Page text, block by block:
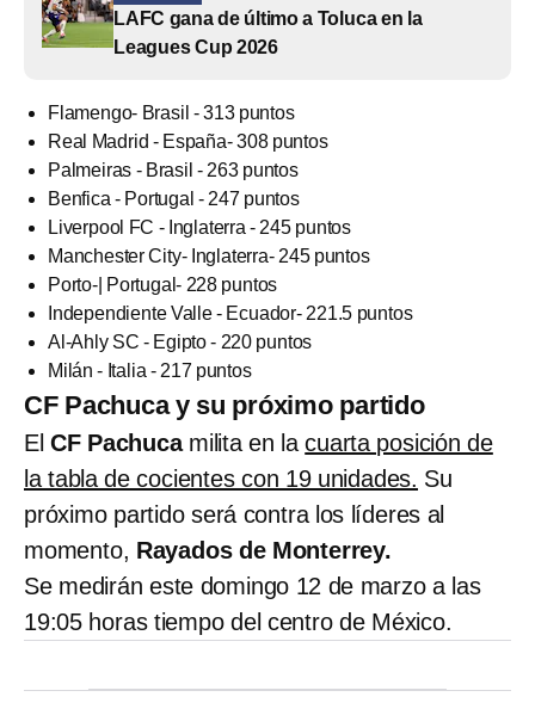
LAFC gana de último a Toluca en la
Leagues Cup 2026
Flamengo- Brasil - 313 puntos
Real Madrid - España- 308 puntos
Palmeiras - Brasil - 263 puntos
Benfica - Portugal - 247 puntos
Liverpool FC - Inglaterra - 245 puntos
Manchester City- Inglaterra- 245 puntos
Porto-| Portugal- 228 puntos
Independiente Valle - Ecuador- 221.5 puntos
Al-Ahly SC - Egipto - 220 puntos
Milán - Italia - 217 puntos
CF Pachuca y su próximo partido
El CF Pachucamilita en lacuarta posición de
la tabla de cocientes con 19 unidades. Su
próximo partido será contra los líderes al
momento, Rayados de Monterrey.
Se medirán este domingo 12 de marzo a las
19:05 horas tiempo del centro de México.